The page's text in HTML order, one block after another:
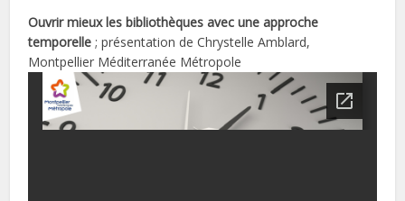
Ouvrir mieux les bibliothèques avec une approche
temporelle ; présentation de Chrystelle Amblard,
Montpellier Méditerranée Métropole